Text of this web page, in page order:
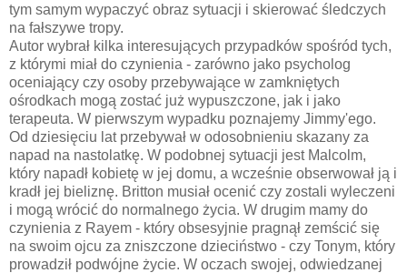
tym samym wypaczyć obraz sytuacji i skierować śledczych
na fałszywe tropy.
Autor wybrał kilka interesujących przypadków spośród tych,
z którymi miał do czynienia - zarówno jako psycholog
oceniający czy osoby przebywające w zamkniętych
ośrodkach mogą zostać już wypuszczone, jak i jako
terapeuta. W pierwszym wypadku poznajemy Jimmy'ego.
Od dziesięciu lat przebywał w odosobnieniu skazany za
napad na nastolatkę. W podobnej sytuacji jest Malcolm,
który napadł kobietę w jej domu, a wcześnie obserwował ją i
kradł jej bieliznę. Britton musiał ocenić czy zostali wyleczeni
i mogą wrócić do normalnego życia. W drugim mamy do
czynienia z Rayem - który obsesyjnie pragnął zemścić się
na swoim ojcu za zniszczone dzieciństwo - czy Tonym, który
prowadził podwójne życie. W oczach swojej, odwiedzanej